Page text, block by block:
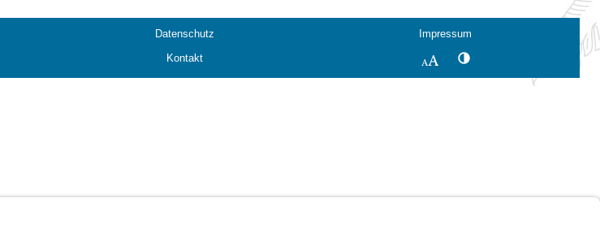
Datenschutz
Impressum
Kontakt SchriftgrößeKontrastwechsel